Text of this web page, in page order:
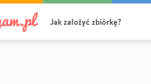
Jak założyć zbiórkę?